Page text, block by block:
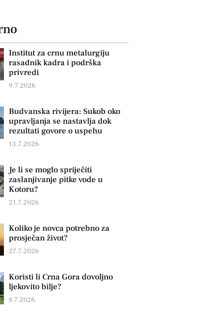
Institut za crnu metalurgiju
rasadnik kadra i podrška
privredi
9.7.2026
Budvanska rivijera: Sukob oko
upravljanja se nastavlja dok
rezultati govore o uspehu
13.7.2026
Je li se moglo spriječiti
zaslanjivanje pitke vode u
Kotoru?
21.7.2026
Koliko je novca potrebno za
prosječan život?
27.7.2026
Koristi li Crna Gora dovoljno
ljekovito bilje?
8.7.2026